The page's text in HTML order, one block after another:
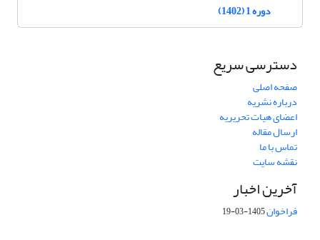
دوره 1 (1402)
دسترسی سریع
صفحه اصلی
درباره نشریه
اعضای هیات تحریریه
ارسال مقاله
تماس با ما
نقشه سایت
آخرین اخبار
فراخوان1405-03-19